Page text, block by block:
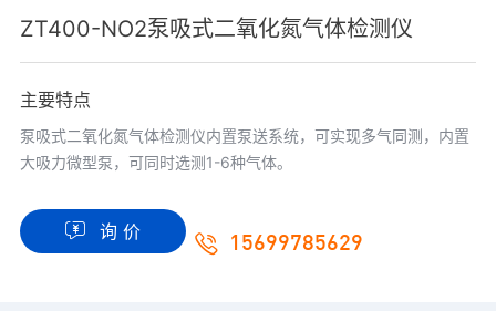
ZT400-NO2泵吸式二氧化氮气体检测仪
主要特点
泵吸式二氧化氮气体检测仪内置泵送系统，可实现多气同测，内置
大吸力微型泵，可同时选测1-6种气体。
询 价 15699785629